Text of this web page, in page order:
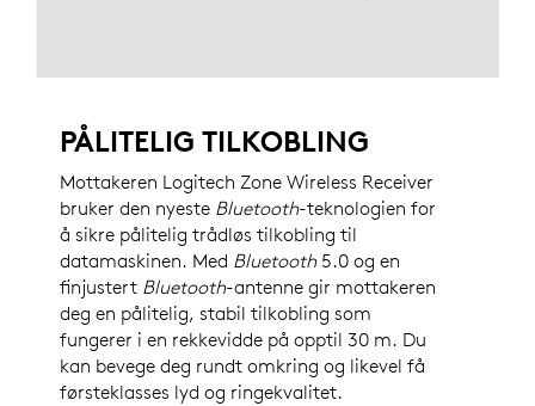
PÅLITELIG TILKOBLING
Mottakeren Logitech Zone Wireless Receiver
bruker den nyeste Bluetooth-teknologien for
å sikre pålitelig trådløs tilkobling til
datamaskinen. Med Bluetooth5.0 og en
finjustert Bluetooth-antenne gir mottakeren
deg en pålitelig, stabil tilkobling som
fungerer i en rekkevidde på opptil 30 m. Du
kan bevege deg rundt omkring og likevel få
førsteklasses lyd og ringekvalitet.